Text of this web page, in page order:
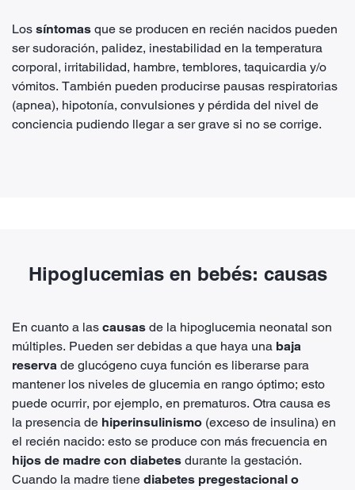
Los síntomas que se producen en recién nacidos pueden
ser sudoración, palidez, inestabilidad en la temperatura
corporal, irritabilidad, hambre, temblores, taquicardia y/o
vómitos. También pueden producirse pausas respiratorias
(apnea), hipotonía, convulsiones y pérdida del nivel de
conciencia pudiendo llegar a ser grave si no se corrige.
Hipoglucemias en bebés: causas
En cuanto a las causas de la hipoglucemia neonatal son
múltiples. Pueden ser debidas a que haya una baja
reserva de glucógeno cuya función es liberarse para
mantener los niveles de glucemia en rango óptimo; esto
puede ocurrir, por ejemplo, en prematuros. Otra causa es
la presencia de hiperinsulinismo (exceso de insulina) en
el recién nacido: esto se produce con más frecuencia en
hijos de madre con diabetes durante la gestación.
Cuando la madre tiene diabetes pregestacional o